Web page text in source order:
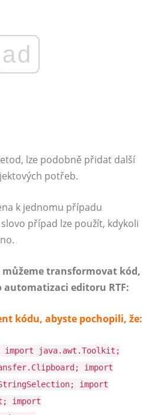
ad
lze podobně přidat další
potřeb.
k jednomu případu
případ lze použít, kdykoli
transformovat kód,
editoru RTF:
kódu, abyste pochopili, že:
import java.awt.Toolkit;
import
import
import